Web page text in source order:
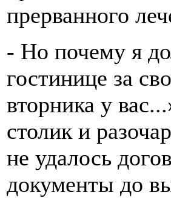
прерванного
- Но почему я
гостинице за
вторника у
столик и
не удалось
документы до